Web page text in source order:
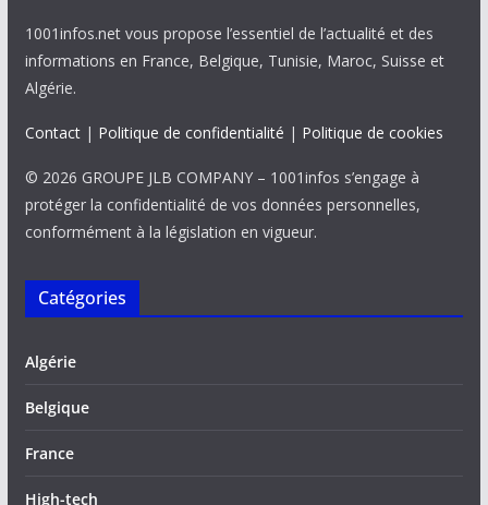
1001infos.net vous propose l’essentiel de l’actualité et des
informations en France, Belgique, Tunisie, Maroc, Suisse et
Algérie.
Contact| Politique de confidentialité | Politique de cookies
© 2026 GROUPE JLB COMPANY – 1001infos s’engage à
protéger la confidentialité de vos données personnelles,
conformément à la législation en vigueur.
Catégories
Algérie
Belgique
France
High-tech